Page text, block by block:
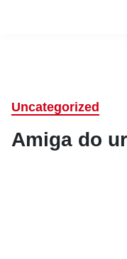
Uncategorized
Amiga do